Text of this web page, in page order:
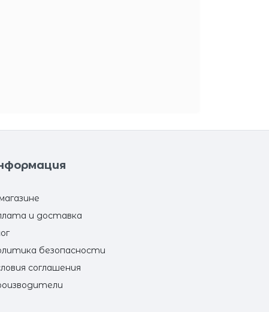
и доставка
безопасности
соглашения